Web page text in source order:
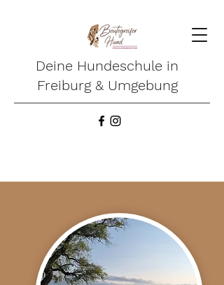
Deine Hundeschule in
Freiburg & Umgebung